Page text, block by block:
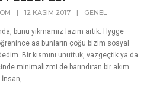
| 12 KASIM 2017 | GENEL
bunu yıkmamız lazım artık. Hygge
aa bunların çoğu bizim sosyal
Bir kısmını unuttuk, vazgeçtik ya da
minimalizmi de barındıran bir akım.
İnsan,...